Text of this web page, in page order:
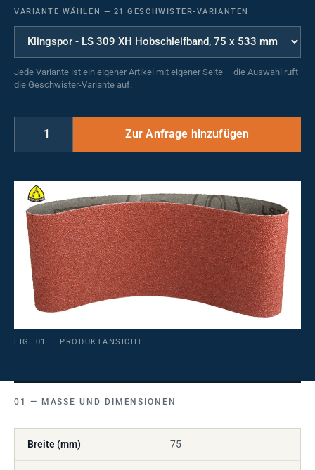
VARIANTE WÄHLEN — 21 GESCHWISTER-VARIANTEN
Jede Variante ist ein eigener Artikel mit eigener Seite – die Auswahl ruft
die Geschwister-Variante auf.
FIG. 01 — PRODUKTANSICHT
MASSE UND DIMENSIONEN
Breite (mm) 75